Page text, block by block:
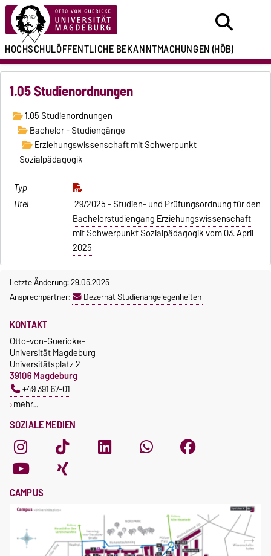
HOCHSCHULÖFFENTLICHEBEKANNTMACHUNGEN(HÖB)
1.05 Studienordnungen
1.05 Studienordnungen
Bachelor - Studiengänge
Erziehungswissenschaft mit Schwerpunkt
Sozialpädagogik
29/2025 - Studien- und Prüfungsordnung für den
Bachelorstudiengang Erziehungswissenschaft
mit Schwerpunkt Sozialpädagogik vom 03. April
2025
Letzte Änderung: 29.05.2025
Ansprechpartner:
Dezernat Studienangelegenheiten
SOZIALE MEDIEN
KONTAKT
Otto-von-Guericke-
Universität Magdeburg
Universitätsplatz 2
39106 Magdeburg
+49 391 67-01
mehr…
CAMPUS